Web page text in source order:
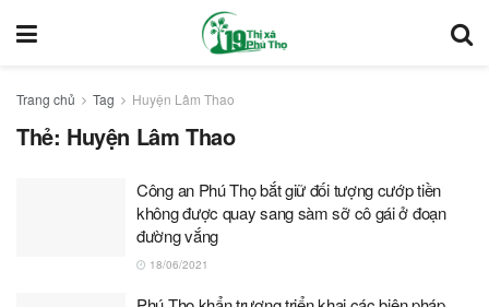
Trang chủ Tag Huyện Lâm Thao
Thẻ: Huyện Lâm Thao
Công an Phú Thọ bắt giữ đối tượng cướp tiền
không được quay sang sàm sỡ cô gái ở đoạn
đường vắng
18/06/2021